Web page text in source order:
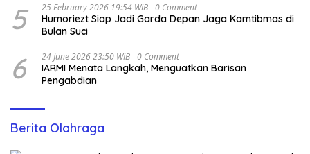
5 25 February 2026 19:54 WIB 0 Comment
Humoriezt Siap Jadi Garda Depan Jaga Kamtibmas di
Bulan Suci
6 24 June 2026 23:50 WIB 0 Comment
IARMI Menata Langkah, Menguatkan Barisan
Pengabdian
Berita Olahraga